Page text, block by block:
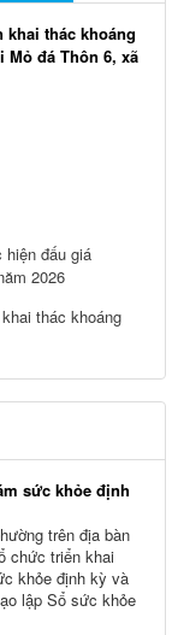
khai thác khoáng
đá Thôn 6, xã
đấu giá
2026
thác khoáng
sức khỏe định
trên địa bàn
chức triển khai
khỏe định kỳ và
lập Sổ sức khỏe